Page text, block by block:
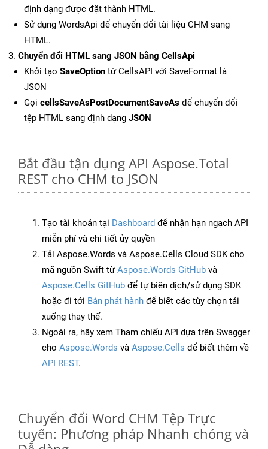
định dạng được đặt thành HTML.
Sử dụng WordsApi để chuyển đổi tài liệu CHM sang
HTML.
Chuyển đổi HTML sang JSON bằng CellsApi
Khởi tạo SaveOption từ CellsAPI với SaveFormat là
JSON
Gọi cellsSaveAsPostDocumentSaveAs để chuyển đổi
tệp HTML sang định dạng JSON
Bắt đầu tận dụng API Aspose.Total
REST cho CHM to JSON
Tạo tài khoản tại Dashboard để nhận hạn ngạch API
miễn phí và chi tiết ủy quyền
Tải Aspose.Words và Aspose.Cells Cloud SDK cho
mã nguồn Swift từAspose.Words GitHub và
Aspose.Cells GitHub để tự biên dịch/sử dụng SDK
hoặc đi tới Bản phát hành để biết các tùy chọn tải
xuống thay thế.
Ngoài ra, hãy xem Tham chiếu API dựa trên Swagger
cho Aspose.Words và Aspose.Cells để biết thêm về
API REST.
Chuyển đổi Word CHM Tệp Trực
tuyến: Phương pháp Nhanh chóng và